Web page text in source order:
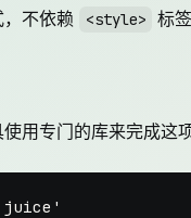
不依赖 <style> 标
用专门的库来完成这